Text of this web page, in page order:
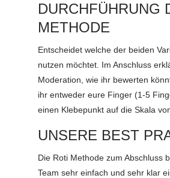
DURCHFÜHRUNG
METHODE
Entscheidet welche der beiden
nutzen möchtet. Im Anschluss
Moderation, wie ihr bewerten
ihr entweder eure Finger (1-5
einen Klebepunkt auf die Skala
UNSERE BEST
Die Roti Methode zum Abschluss
Team sehr einfach und sehr klar